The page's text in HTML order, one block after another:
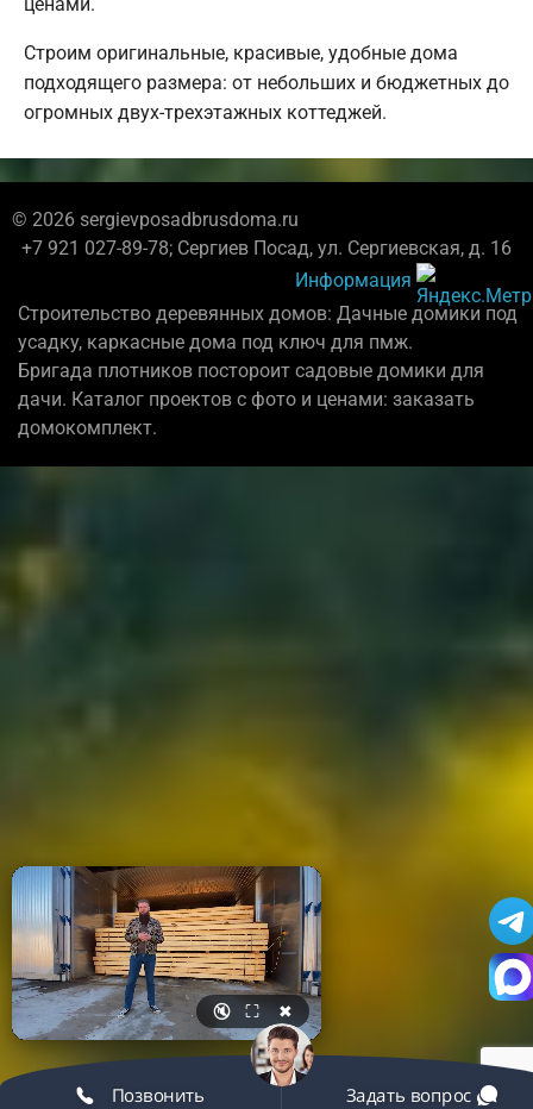
ценами.
Строим оригинальные, красивые, удобные дома
подходящего размера: от небольших и бюджетных до
огромных двух-трехэтажных коттеджей.
© 2026 sergievposadbrusdoma.ru
+7 921 027-89-78; Сергиев Посад, ул. Сергиевская, д. 16
Информация
Строительство деревянных домов: Дачные домики под
усадку, каркасные дома под ключ для пмж.
Бригада плотников постороит садовые домики для
дачи. Каталог проектов с фото и ценами: заказать
домокомплект.
🔇 ⛶ ✖
Позвонить Задать вопрос